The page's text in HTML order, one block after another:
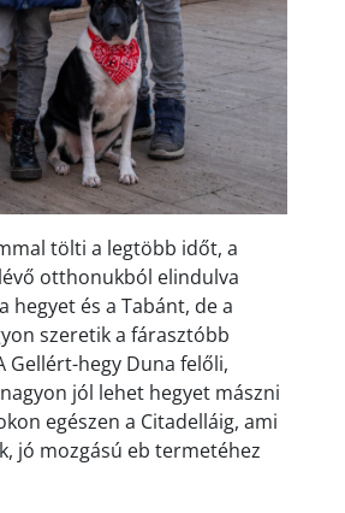
tölti a legtöbb időt, a
otthonukból elindulva
hegyet és a Tabánt, de a
szeretik a fárasztóbb
Gellért-hegy Duna felőli,
jól lehet hegyet mászni
egészen a Citadelláig, ami
jó mozgású eb termetéhez